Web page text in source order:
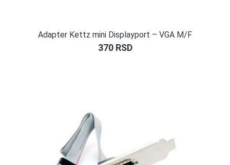
Adapter Kettz mini Displayport – VGA M/F
370 RSD